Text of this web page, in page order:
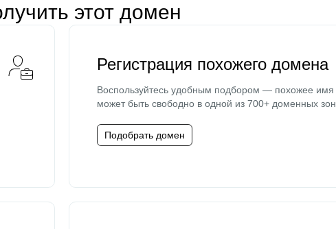
этот домен
Регистрация похожего домена
Воспользуйтесь удобным подбором — похожее имя
может быть свободно в одной из 700+ доменных зон.
Подобрать домен